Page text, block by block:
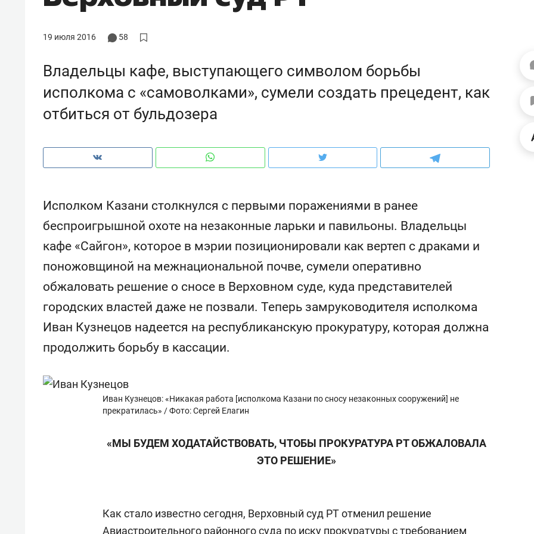
19 июля 2016 58
Владельцы кафе, выступающего символом борьбы
исполкома с «самоволками», сумели создать прецедент, как
отбиться от бульдозера
Исполком Казани столкнулся с первыми поражениями в ранее
беспроигрышной охоте на незаконные ларьки и павильоны. Владельцы
кафе «Сайгон», которое в мэрии позиционировали как вертеп с драками и
поножовщиной на межнациональной почве, сумели оперативно
обжаловать решение о сносе в Верховном суде, куда представителей
городских властей даже не позвали. Теперь замруководителя исполкома
Иван Кузнецов надеется на республиканскую прокуратуру, которая должна
продолжить борьбу в кассации.
Иван Кузнецов: «Никакая работа [исполкома Казани по сносу незаконных сооружений] не
прекратилась» / Фото: Сергей Елагин
«МЫ БУДЕМ ХОДАТАЙСТВОВАТЬ, ЧТОБЫ ПРОКУРАТУРА РТ ОБЖАЛОВАЛА
ЭТО РЕШЕНИЕ»
Как стало известно сегодня, Верховный суд РТ отменил решение
Авиастроительного районного суда по иску прокуратуры с требованием
с ЖК «Иволга» в Зеленодольске
Падел, фитнес, танцы и даже
ниндзя-зал: как ТРЦ «Франт»
стал Меккой для любителей
спорта
Психотерапевт «Фороса»:
«Директорский невроз» –
когда человек не считает
свою сверхнагрузку
стрессом»
Дизайнер-прораб
Наседкина: «Ремонт
с мебелью за 2
для меня это